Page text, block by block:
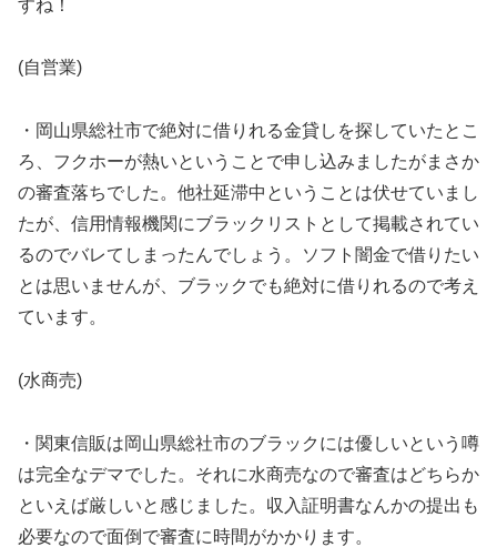
すね！
(自営業)
・岡山県総社市で絶対に借りれる金貸しを探していたとこ
ろ、フクホーが熱いということで申し込みましたがまさか
の審査落ちでした。他社延滞中ということは伏せていまし
たが、信用情報機関にブラックリストとして掲載されてい
るのでバレてしまったんでしょう。ソフト闇金で借りたい
とは思いませんが、ブラックでも絶対に借りれるので考え
ています。
(水商売)
・関東信販は岡山県総社市のブラックには優しいという噂
は完全なデマでした。それに水商売なので審査はどちらか
といえば厳しいと感じました。収入証明書なんかの提出も
必要なので面倒で審査に時間がかかります。